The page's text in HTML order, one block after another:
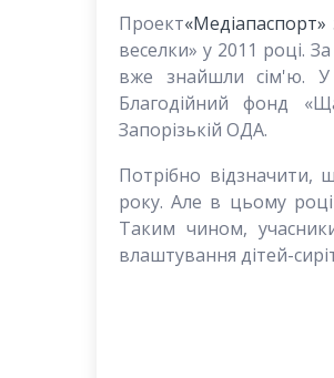
Проект«Медіапаспорт»
веселки» у 2011 році.
вже знайшли сім'ю. У
Благодійний фонд
Запорізькій ОДА.
Потрібно
року. Але в цьому
Таким чином,
влаштування дітей-